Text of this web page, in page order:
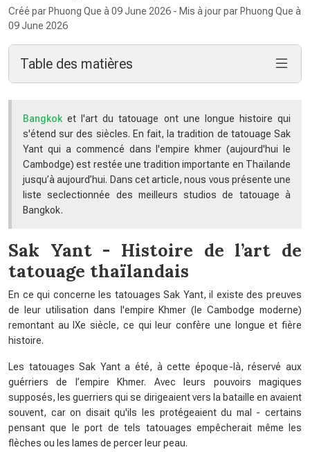
Créé par Phuong Que à 09 June 2026 - Mis à jour par Phuong Que à
09 June 2026
Table des matières
Bangkok et l'art du tatouage ont une longue histoire qui
s'étend sur des siècles. En fait, la tradition de tatouage Sak
Yant qui a commencé dans l'empire khmer (aujourd'hui le
Cambodge) est restée une tradition importante en Thaïlande
jusqu’à aujourd’hui. Dans cet article, nous vous présente une
liste seclectionnée des meilleurs studios de tatouage à
Bangkok.
Sak Yant - Histoire de l’art de
tatouage thaïlandais
En ce qui concerne les tatouages ​​​​Sak Yant, il existe des preuves
de leur utilisation dans l'empire Khmer (le Cambodge moderne)
remontant au IXe siècle, ce qui leur confère une longue et fière
histoire.
Les tatouages Sak Yant a été, à cette époque-là, réservé aux
guérriers de l’empire Khmer. Avec leurs pouvoirs magiques
supposés, les guerriers qui se dirigeaient vers la bataille en avaient
souvent, car on disait qu'ils les protégeaient du mal - certains
pensant que le port de tels tatouages ​​empêcherait même les
flèches ou les lames de percer leur peau.